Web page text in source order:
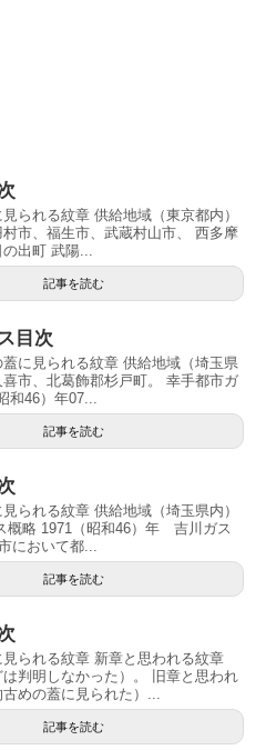
られる紋章 供給地域（東京都内）
市、福生市、武蔵村山市、 西多摩
出町 武陽...
記事を読む
目次
に見られる紋章 供給地域（埼玉県
市、北葛飾郡杉戸町。 幸手都市ガ
和46）年07...
記事を読む
られる紋章 供給地域（埼玉県内）
概略 1971（昭和46）年 吉川ガス
において都...
記事を読む
られる紋章 新章と思われる紋章
は判明しなかった）。 旧章と思われ
めの蓋に見られた）...
記事を読む